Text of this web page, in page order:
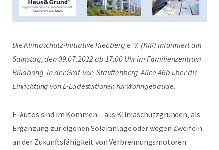
Die Klimaschutz-Initiative Riedberg e. V. (KIR) informiert am
Samstag, den 09.07.2022 ab 17:00 Uhr im Familienzentrum
Billabong, in der Graf-von-Stauffenberg-Allee 46b über die
Einrichtung von E-Ladestationen für Wohngebäude.
E-Autos sind im Kommen – aus Klimaschutzgründen, als
Ergänzung zur eigenen Solaranlage oder wegen Zweifeln
an der Zukunftsfähigkeit von Verbrennungsmotoren.